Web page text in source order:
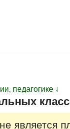
педагогике ↓
является